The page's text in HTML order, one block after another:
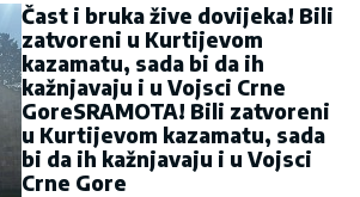
Čast i bruka žive dovijeka! Bili
zatvoreni u Kurtijevom
kazamatu, sada bi da ih
kažnjavaju i u Vojsci Crne
GoreSRAMOTA! Bili zatvoreni
u Kurtijevom kazamatu, sada
bi da ih kažnjavaju i u Vojsci
Crne Gore